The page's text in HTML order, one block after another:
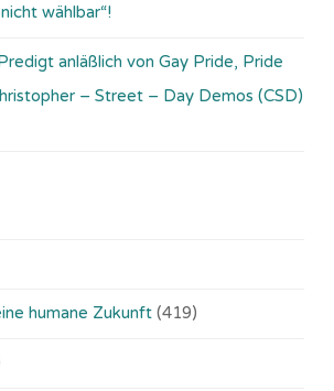
wählbar“!
anläßlich von Gay Pride, Pride
– Street – Day Demos (CSD)
humane Zukunft (419)